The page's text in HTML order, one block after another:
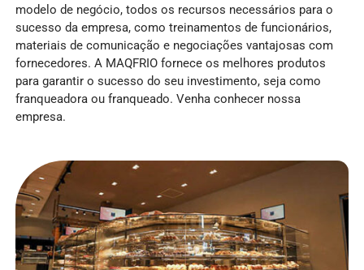
modelo de negócio, todos os recursos necessários para o
sucesso da empresa, como treinamentos de funcionários,
materiais de comunicação e negociações vantajosas com
fornecedores. A MAQFRIO fornece os melhores produtos
para garantir o sucesso do seu investimento, seja como
franqueadora ou franqueado. Venha conhecer nossa
empresa.